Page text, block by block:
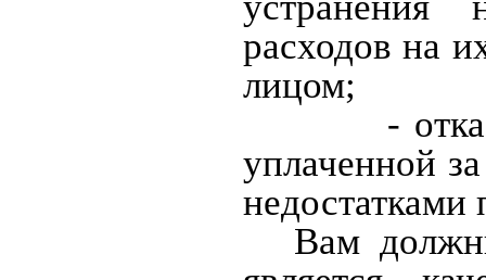
расходов на
лицом;
-
уплаченной
недостатками
Вам